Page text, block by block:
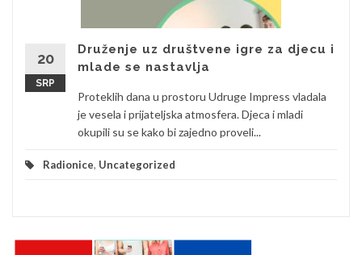
20
SRP
Druženje uz društvene igre za djecu i
mlade se nastavlja
Proteklih dana u prostoru Udruge Impress vladala
je vesela i prijateljska atmosfera. Djeca i mladi
okupili su se kako bi zajedno proveli...
Radionice, Uncategorized